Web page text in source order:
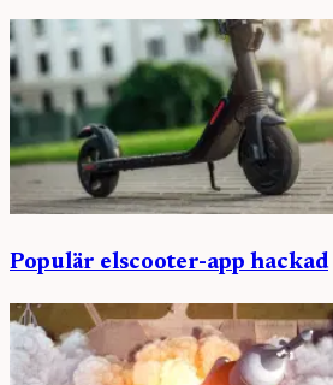
Populär elscooter-app hackad